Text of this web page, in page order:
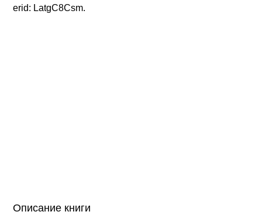
erid: LatgC8Csm.
Описание книги